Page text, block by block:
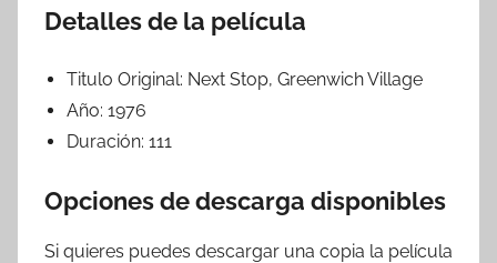
Detalles de la película
Titulo Original: Next Stop, Greenwich Village
Año: 1976
Duración: 111
Opciones de descarga disponibles
Si quieres puedes descargar una copia la película